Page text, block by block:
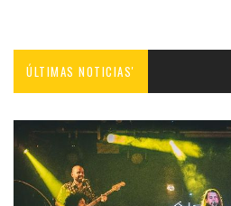
ÚLTIMAS NOTICIAS'